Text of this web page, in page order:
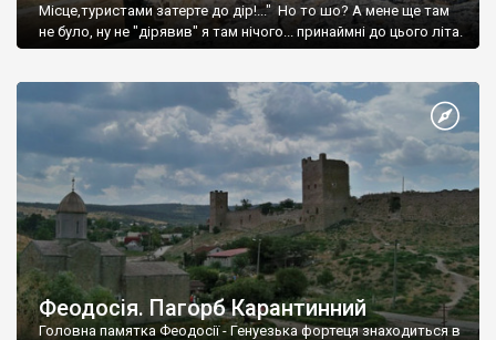
Місце,туристами затерте до дір!..." Но то шо? А мене ще там
не було, ну не "дірявив" я там нічого... принаймні до цього літа.
Феодосія. Пагорб Карантинний
Головна памятка Феодосії - Генуезька фортеця знаходиться в